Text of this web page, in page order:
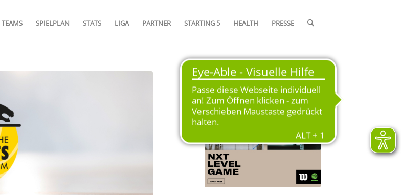
TEAMS SPIELPLAN STATS LIGA PARTNER STARTING 5 HEALTH PRESSE
OFFIZIELLER SPIELBALL DER
SAISON 2024/25